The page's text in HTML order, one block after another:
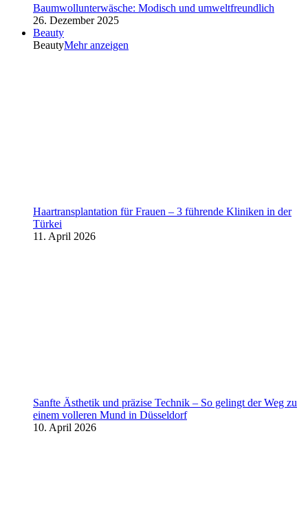
Baumwollunterwäsche: Modisch und umweltfreundlich
26. Dezember 2025
Beauty
BeautyMehr anzeigen
Haartransplantation für Frauen – 3 führende Kliniken in der
Türkei
11. April 2026
Sanfte Ästhetik und präzise Technik – So gelingt der Weg zu
einem volleren Mund in Düsseldorf
10. April 2026